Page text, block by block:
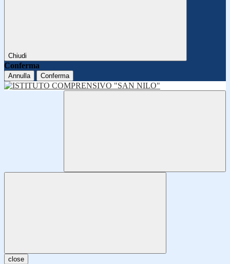
Chiudi
Conferma
Annulla Conferma
close